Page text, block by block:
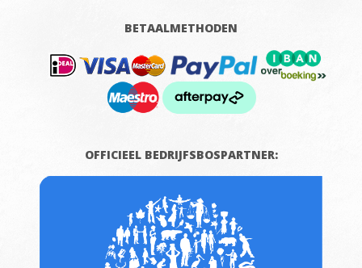
BETAALMETHODEN
OFFICIEEL BEDRIJFSBOSPARTNER: